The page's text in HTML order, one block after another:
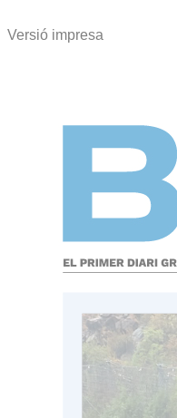
Versió impresa